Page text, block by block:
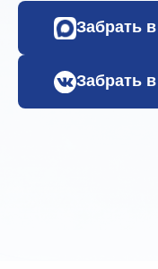
Забрать
Забрать